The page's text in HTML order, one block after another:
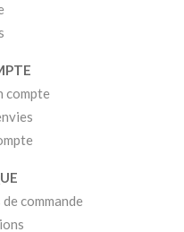
compte
commande